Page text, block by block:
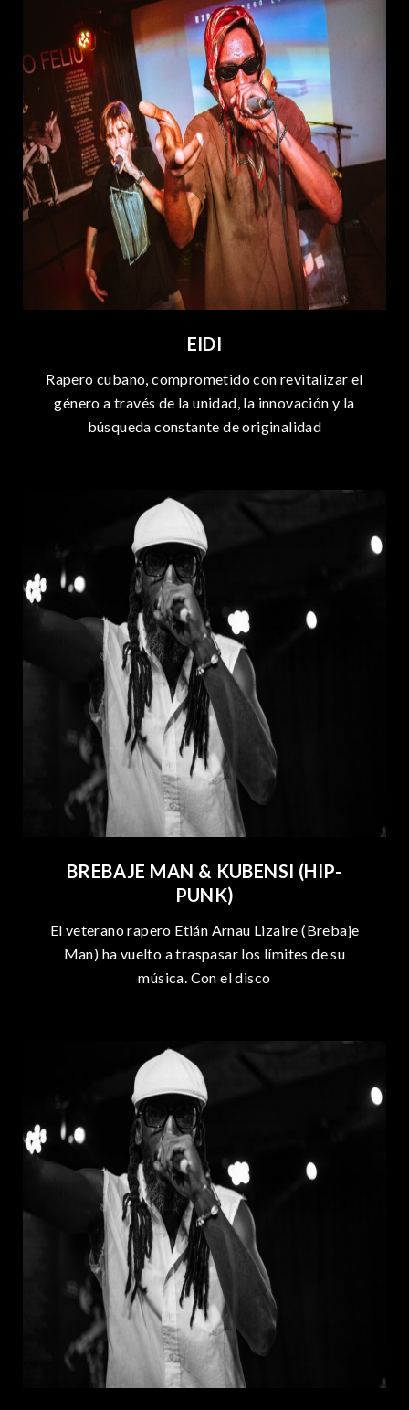
EIDI
Rapero cubano, comprometido con revitalizar el
género a través de la unidad, la innovación y la
búsqueda constante de originalidad
BREBAJE MAN & KUBENSI (HIP-
PUNK)
El veterano rapero Etián Arnau Lizaire (Brebaje
Man) ha vuelto a traspasar los límites de su
música. Con el disco